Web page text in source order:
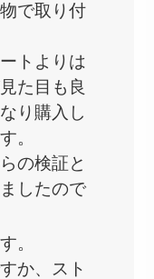
で取り付
トよりは
た目も良
り購入し
。
の検証と
したので
。
か、スト